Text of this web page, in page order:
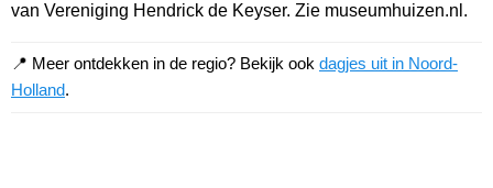
van Vereniging Hendrick de Keyser. Zie museumhuizen.nl.
📍 Meer ontdekken in de regio? Bekijk ook dagjes uit in Noord-
Holland.